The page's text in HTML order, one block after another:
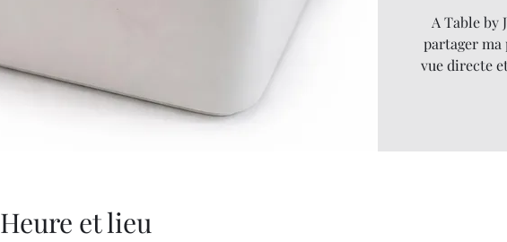
A Table by
partager ma
vue directe
Heure et lieu